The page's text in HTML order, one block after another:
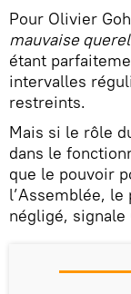
Pour Olivier
mauvaise
étant
intervalles
restreints.
Mais si le rôle
dans le
que le pouvoir
l’Assemblée,
négligé,